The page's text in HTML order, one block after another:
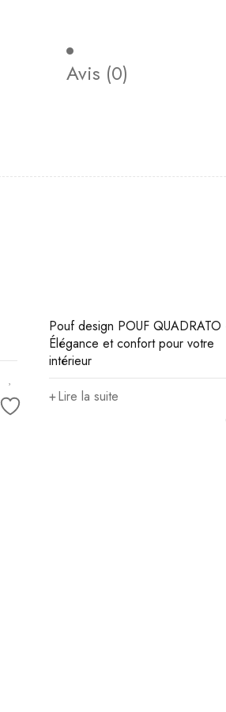
Avis (0)
Pouf design POUF QUADRATO
Élégance et confort pour votre
intérieur
Lire la suite